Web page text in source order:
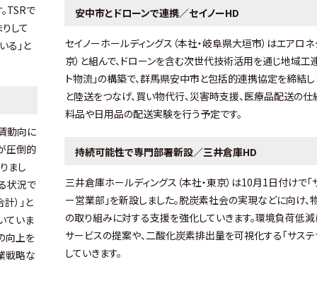
TSRで
して
る」と
動向に
圧倒的
まし
状況で
）」と
ていま
向上を
戦略な
安中市とドローンで連携／セイノーHD
セイノーホールディングス（本社・岐阜県大垣市）はエアロネ
京）と組んで、ドローンを含む次世代技術活用を通じ地域工
ト物流」の構築で、群馬県安中市と包括的連携協定を締結し
と陸送をつなげ、買い物代行、災害時支援、医療品配送の仕
料品や日用品の配送実験を行う予定です。
持続可能性で専門部署新設／三井倉庫HD
三井倉庫ホールディングス（本社・東京）は10月1日付けで「
ー営業部」を新設しました。脱炭素社会の実現などに向け
の取り組みに対する支援を強化していきます。環境負荷低
サービスの提案や、二酸化炭素排出量を可視化する「サステ
していきます。